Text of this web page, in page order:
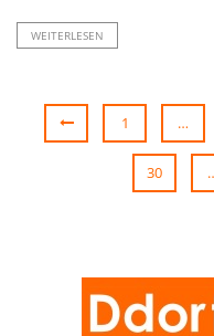
WEITERLESEN
1 …
30